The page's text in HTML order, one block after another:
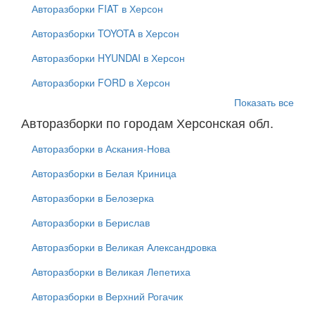
Авторазборки FIAT в Херсон
Авторазборки TOYOTA в Херсон
Авторазборки HYUNDAI в Херсон
Авторазборки FORD в Херсон
Показать все
Авторазборки по городам Херсонская обл.
Авторазборки в Аскания-Нова
Авторазборки в Белая Криница
Авторазборки в Белозерка
Авторазборки в Берислав
Авторазборки в Великая Александровка
Авторазборки в Великая Лепетиха
Авторазборки в Верхний Рогачик